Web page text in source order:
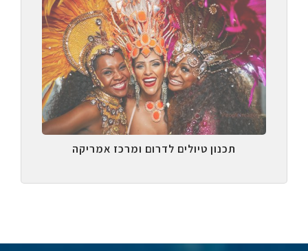
תכנון טיולים לדרום ומרכז אמריקה